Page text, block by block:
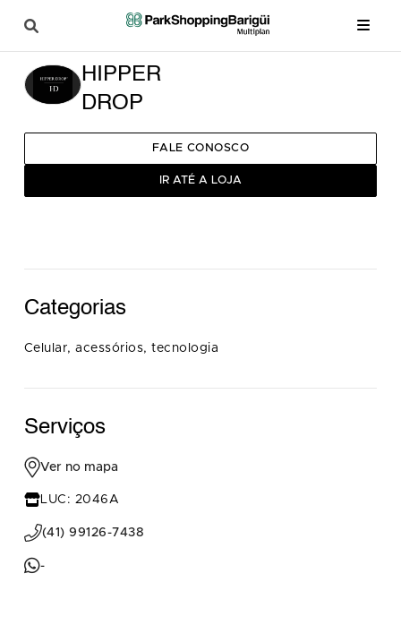
HIPPER
DROP
FALE CONOSCO
IR ATÉ A LOJA
Categorias
Celular, acessórios, tecnologia
Serviços
Ver no mapa
LUC: 2046A
(41) 99126-7438
-